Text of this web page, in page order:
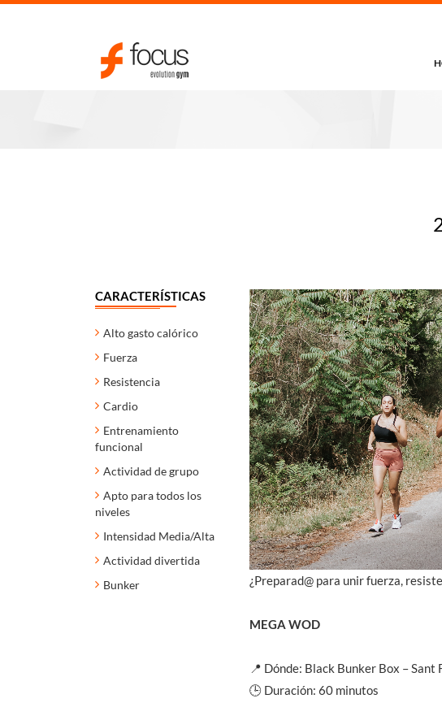
CARACTERÍSTICAS
Alto gasto calórico
Fuerza
Resistencia
Cardio
Entrenamiento
funcional
Actividad de grupo
Apto para todos los
niveles
Intensidad Media/Alta
Actividad divertida
Bunker
¿Preparad@ para unir fuerza,
MEGA WOD
📍 Dónde: Black Bunker Box – Sant
🕒 Duración: 60 minutos